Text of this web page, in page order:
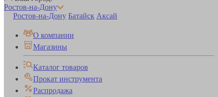
Ростов-на-Дону
Ростов-на-Дону Батайск Аксай
О компании
Магазины
Каталог товаров
Прокат инструмента
Распродажа